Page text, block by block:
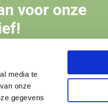
media te
onze
gegevens
voor onze